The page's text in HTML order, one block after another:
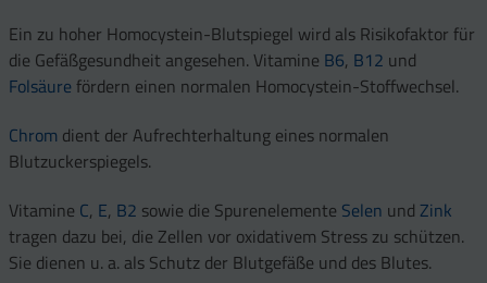
Ein zu hoher Homocystein-Blutspiegel wird als Risikofaktor für
die Gefäßgesundheit angesehen. Vitamine B6, B12 und
Folsäurefördern einen normalen Homocystein-Stoffwechsel.
Chrom dient der Aufrechterhaltung eines normalen
Blutzuckerspiegels.
Vitamine C, E, B2 sowie die Spurenelemente Selen und Zink
tragen dazu bei, die Zellen vor oxidativem Stress zu schützen.
Sie dienen u. a. als Schutz der Blutgefäße und des Blutes.